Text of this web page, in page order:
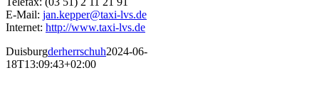
E-Mail: jan.kepper@taxi-lvs.de
Internet: http://www.taxi-lvs.de
Duisburgderherrschuh2024-06-
18T13:09:43+02:00